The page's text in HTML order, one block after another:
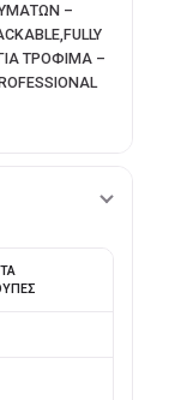
–
ΤΡΟΦΙΜΑ –